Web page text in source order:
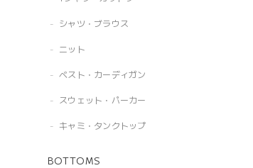
シャツ・ブラウス
ニット
ベスト・カーディガン
スウェット・パーカー
キャミ・タンクトップ
BOTTOMS